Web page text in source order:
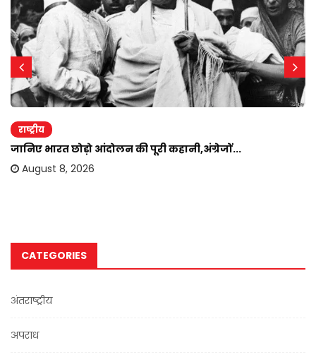
राष्ट्रीय
जानिए भारत छोड़ो आंदोलन की पूरी कहानी,अंग्रेजों...
August 8, 2026
CATEGORIES
अंतराष्ट्रीय
अपराध